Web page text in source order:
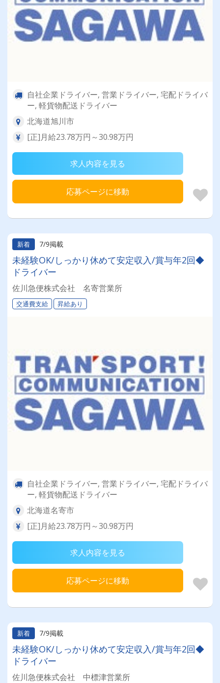
自社企業ドライバー, 営業ドライバー, 宅配ドライバ
ー, 軽貨物配送ドライバー
北海道旭川市
[正]月給23.78万円～30.98万円
求人内容を見る
応募ページに移動
新着 7/9掲載
未経験OK/しっかり休めて安定収入/賞与年2回◆
ドライバー
佐川急便株式会社 名寄営業所
交通費支給 昇給あり
自社企業ドライバー, 営業ドライバー, 宅配ドライバ
ー, 軽貨物配送ドライバー
北海道名寄市
[正]月給23.78万円～30.98万円
求人内容を見る
応募ページに移動
新着 7/9掲載
未経験OK/しっかり休めて安定収入/賞与年2回◆
ドライバー
佐川急便株式会社 中標津営業所